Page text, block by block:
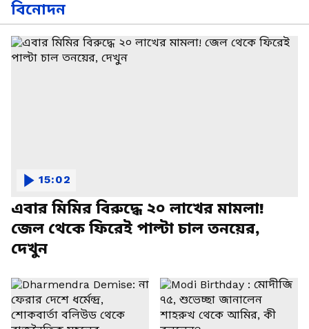
বিনোদন
এবার মিমির বিরুদ্ধে ২০ লাখের মামলা!
জেল থেকে ফিরেই পাল্টা চাল তনয়ের,
দেখুন
15:02